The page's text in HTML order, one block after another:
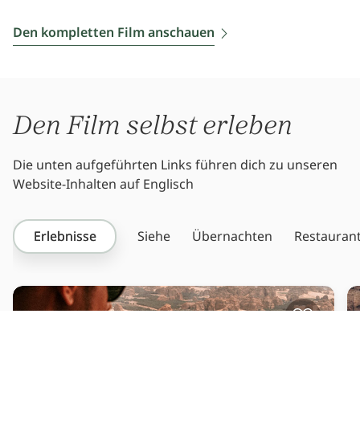
Den kompletten Film anschauen
Den Film selbst erleben
Die unten aufgeführten Links führen dich zu unseren
Website-Inhalten auf Englisch
Erlebnisse Siehe Übernachten